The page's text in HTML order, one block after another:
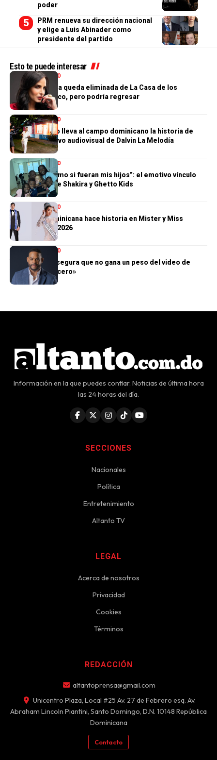
poder
PRM renueva su dirección nacional
y elige a Luis Abinader como
presidente del partido
Esto te puede interesar
ENTRETENIMIENTO
Ximena Herrera queda eliminada de La Casa de los
Famosos México, pero podría regresar
ENTRETENIMIENTO
Manuel Paulino lleva al campo dominicano la historia de
“Duele”, el nuevo audiovisual de Dalvin La Melodía
ENTRETENIMIENTO
“Los quiero como si fueran mis hijos”: el emotivo vínculo
que nació entre Shakira y Ghetto Kids
ENTRETENIMIENTO
República Dominicana hace historia en Mister y Miss
Supranational 2026
ENTRETENIMIENTO
Yiyo Sarante asegura que no gana un peso del video de
«Corazón de Acero»
Información en la que puedes confiar. Noticias de última hora
las 24 horas del día.
SECCIONES
Nacionales
Política
Entretenimiento
Altanto TV
LEGAL
Acerca de nosotros
Privacidad
Cookies
Términos
REDACCIÓN
altantoprensa@gmail.com
Unicentro Plaza, Local #25 Av. 27 de Febrero esq. Av.
Abraham Lincoln Piantini, Santo Domingo, D.N. 10148 República
Dominicana
Contacto